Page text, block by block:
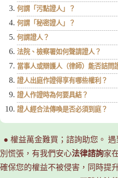
何謂「污點證人」？
何謂「秘密證人」？
何謂證人？
法院、檢察署如何聲請證人？
當事人或辯護人（律師）能否詰問
證人出庭作證得享有哪些權利？
證人作證時為何要具結？
證人經合法傳喚是否必須到庭？
● 權益萬金難買；諮詢助您。
別慌張，有我們安心法律諮詢家
確保您的權益不被侵害，同時提